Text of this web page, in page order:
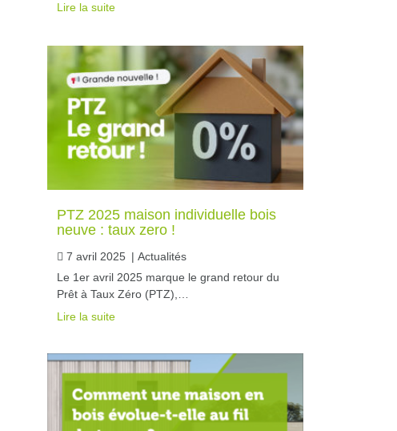
Lire la suite
PTZ 2025 maison individuelle bois
neuve : taux zero !
7 avril 2025 | Actualités
Le 1er avril 2025 marque le grand retour du
Prêt à Taux Zéro (PTZ),…
Lire la suite